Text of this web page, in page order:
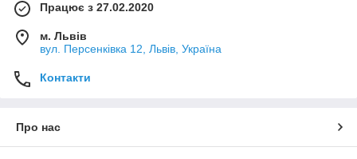
Працює з 27.02.2020
м. Львів
вул. Персенківка 12, Львів, Україна
Контакти
Про нас